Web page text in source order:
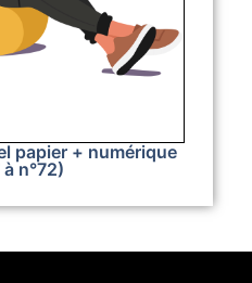
papier + numérique
n°72)